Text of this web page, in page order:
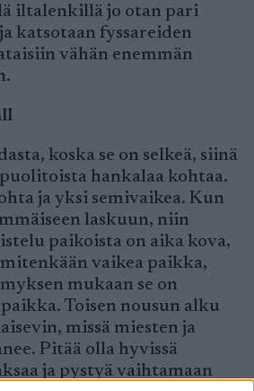
iltalenkillä jo otan pari
katsotaan fyssareiden
vähän enemmän
koska se on selkeä, siinä
hankalaa kohtaa.
ja yksi semivaikea. Kun
laskuun, niin
paikoista on aika kova,
vaikea paikka,
mukaan se on
Toisen nousun alku
missä miesten ja
Pitää olla hyvissä
ja pystyä vaihtamaan